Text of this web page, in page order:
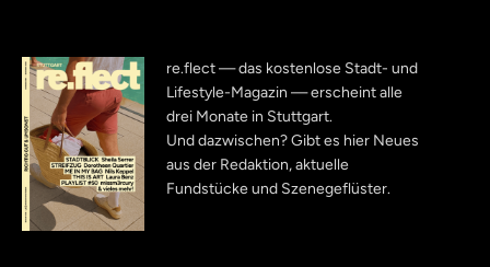
re.flect — das kostenlose Stadt- und
Lifestyle-Magazin — erscheint alle
drei Monate in Stuttgart.
Und dazwischen? Gibt es hier Neues
aus der Redaktion, aktuelle
Fundstücke und Szenegeflüster.